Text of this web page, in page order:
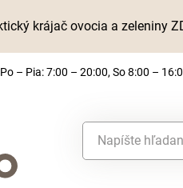
krájač ovocia a zeleniny
– Pia: 7:00 – 20:00, So 8:00 –